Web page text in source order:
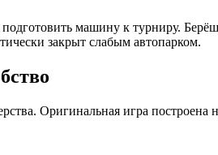
машину к турниру.
закрыт слабым автопарком.
Оригинальная игра